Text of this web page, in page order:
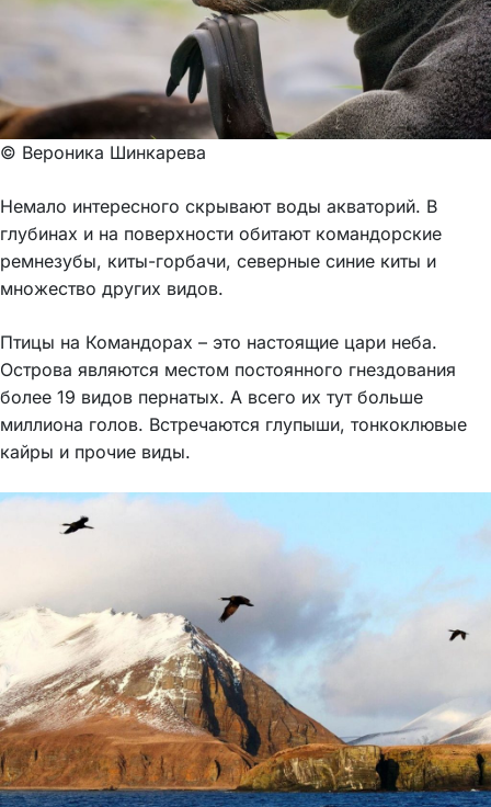
© Вероника Шинкарева
Немало интересного скрывают воды акваторий. В
глубинах и на поверхности обитают командорские
ремнезубы, киты-горбачи, северные синие киты и
множество других видов.
Птицы на Командорах – это настоящие цари неба.
Острова являются местом постоянного гнездования
более 19 видов пернатых. А всего их тут больше
миллиона голов. Встречаются глупыши, тонкоклювые
кайры и прочие виды.